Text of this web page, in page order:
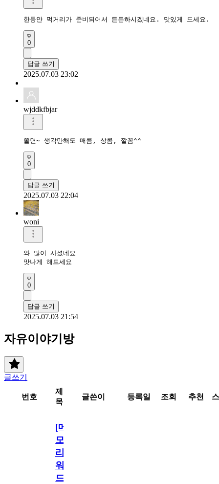
한동안 먹거리가 준비되어서 든든하시겠네요. 맛있게 드세요.
0
답글 쓰기
2025.07.03 23:02
wjddkfbjar
쫄면~ 생각만해도 매콤, 상콤, 깔꼼^^
0
답글 쓰기
2025.07.03 22:04
woni
와 많이 사셨네요
맛나게 해드세요
0
답글 쓰기
2025.07.03 21:54
자유이야기방
글쓰기
번호
제
목
글쓴이 등록일 조회 추천
[메
모
리
워
드